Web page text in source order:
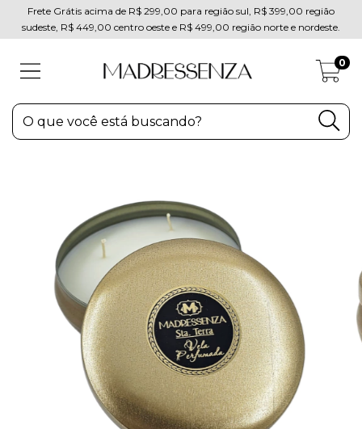
Frete Grátis acima de R$ 299,00 para região sul, R$ 399,00 região
sudeste, R$ 449,00 centro oeste e R$ 499,00 região norte e nordeste.
0